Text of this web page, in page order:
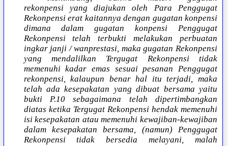
rekonpensi yang diajukan oleh Para Penggugat
Rekonpensi erat kaitannya dengan gugatan konpensi
dimana dalam gugatan konpensi Penggugat
Rekonpensi telah terbukti melakukan perbuatan
ingkar janji / wanprestasi, maka gugatan Rekonpensi
yang mendalilkan Tergugat Rekonpensi tidak
memenuhi kadar emas sesuai pesanan Penggugat
rekonpensi, kalaupun benar hal itu terjadi, maka
telah ada kesepakatan yang dibuat bersama yaitu
bukti P.10 sebagaimana telah dipertimbangkan
diatas ketika Tergugat Rekonpensi hendak memenuhi
isi kesepakatan atau memenuhi kewajiban-kewajiban
dalam kesepakatan bersama, (namun) Penggugat
Rekonpensi tidak bersedia melayani, malah